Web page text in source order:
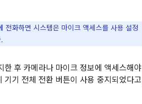
전화하면 시스템은 마이크 액세스를 사용 설정
후 카메라나 마이크 정보에 액세스해야
기 전체 전환 버튼이 사용 중지되었다고